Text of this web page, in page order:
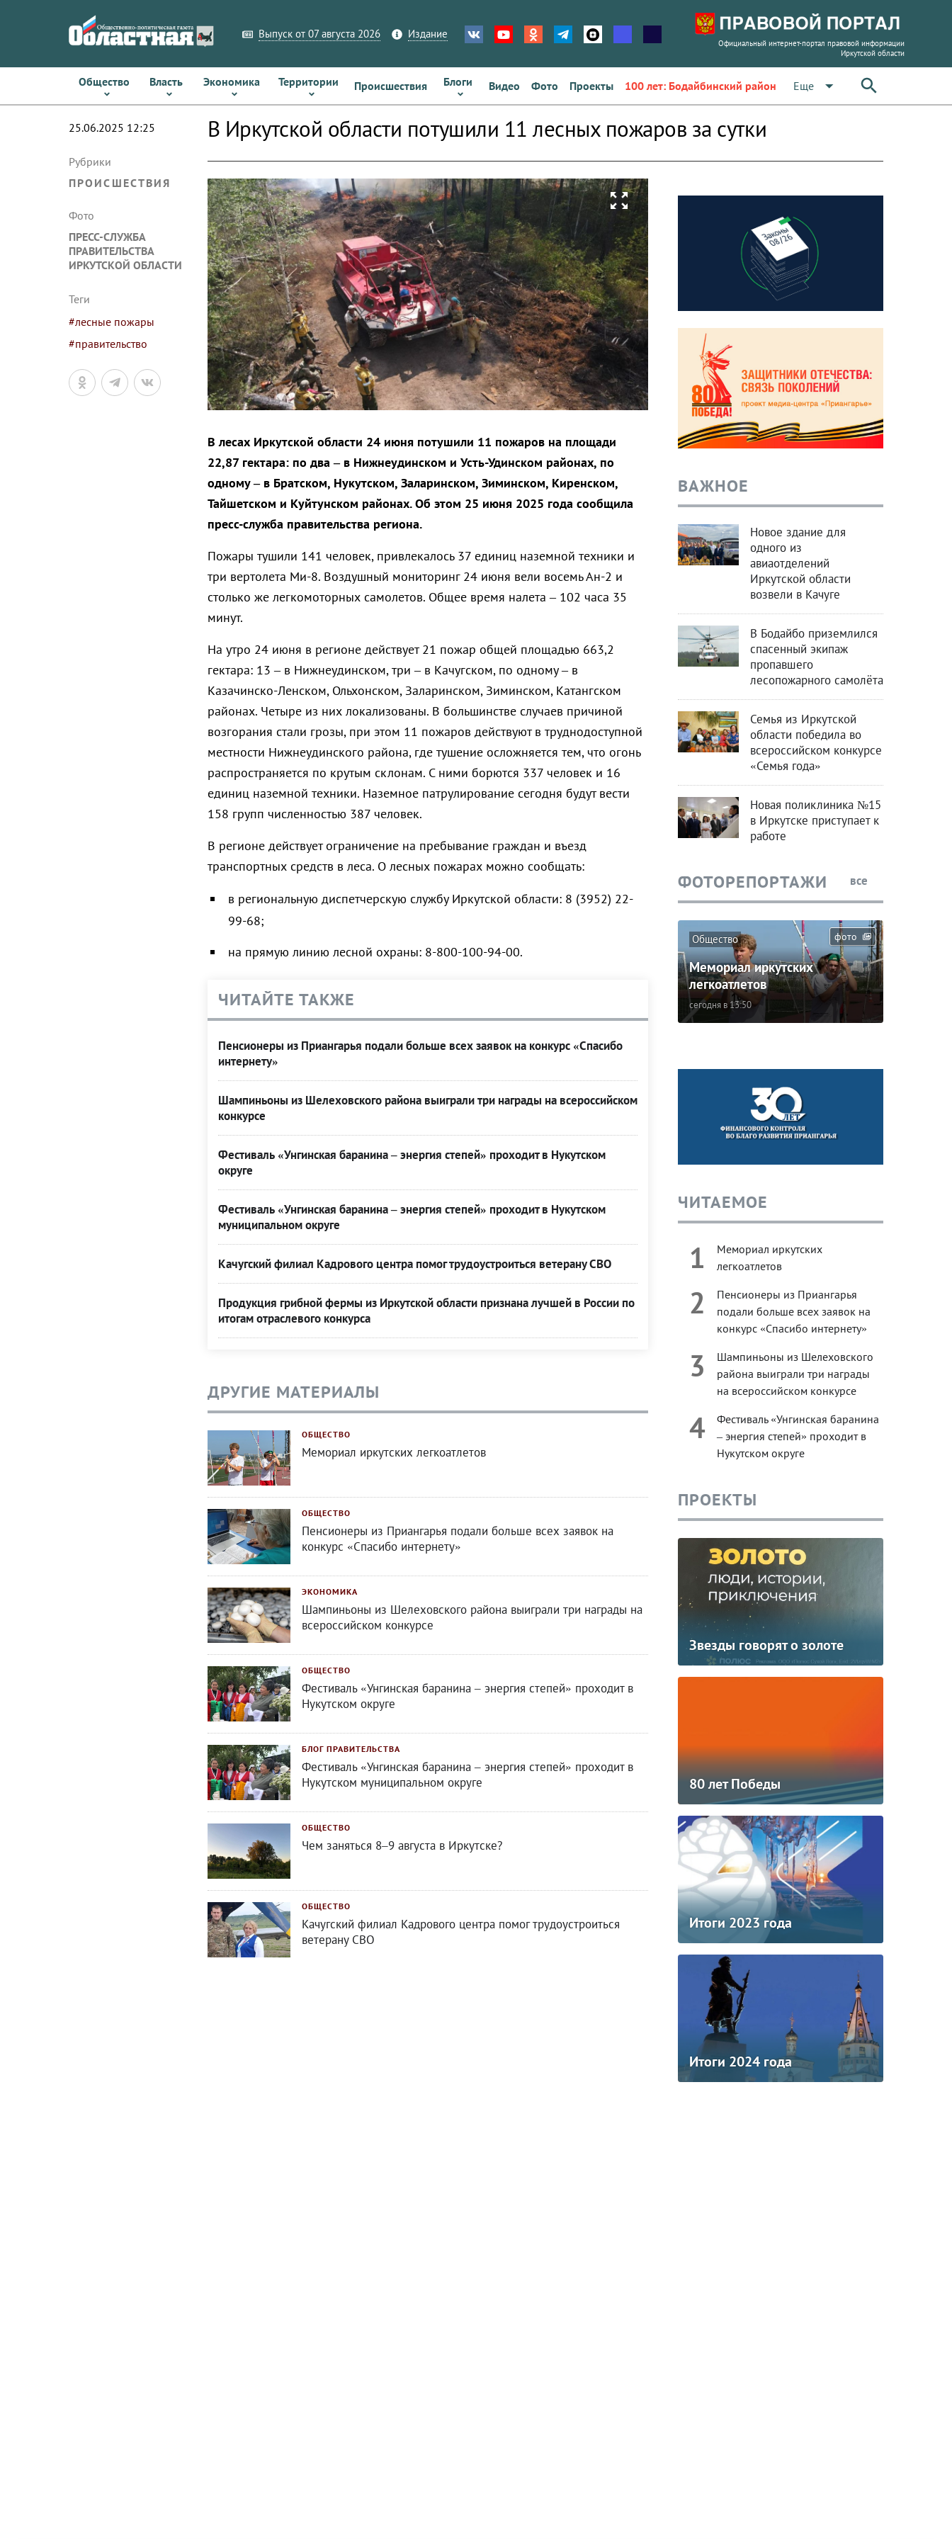
Выпуск от 07 августа 2026 Издание
Официальный интернет-портал правовой информации
Иркутской области
Общество Власть Экономика Территории Происшествия Блоги Видео Фото Проекты 100 лет: Бодайбинский район Еще arrow_drop_down
25.06.2025 12:25
Рубрики
ПРОИСШЕСТВИЯ
Фото
ПРЕСС-СЛУЖБА
ПРАВИТЕЛЬСТВА
ИРКУТСКОЙ ОБЛАСТИ
Теги
#лесные пожары
#правительство
В Иркутской области потушили 11 лесных пожаров за сутки
zoom_out_map
В лесах Иркутской области 24 июня потушили 11 пожаров на площади
22,87 гектара: по два – в Нижнеудинском и Усть-Удинском районах, по
одному – в Братском, Нукутском, Заларинском, Зиминском, Киренском,
Тайшетском и Куйтунском районах. Об этом 25 июня 2025 года сообщила
пресс-служба правительства региона.
Пожары тушили 141 человек, привлекалось 37 единиц наземной техники и
три вертолета Ми-8. Воздушный мониторинг 24 июня вели восемь Ан-2 и
столько же легкомоторных самолетов. Общее время налета – 102 часа 35
минут.
На утро 24 июня в регионе действует 21 пожар общей площадью 663,2
гектара: 13 – в Нижнеудинском, три – в Качугском, по одному – в
Казачинско-Ленском, Ольхонском, Заларинском, Зиминском, Катангском
районах. Четыре из них локализованы. В большинстве случаев причиной
возгорания стали грозы, при этом 11 пожаров действуют в труднодоступной
местности Нижнеудинского района, где тушение осложняется тем, что огонь
распространяется по крутым склонам. С ними борются 337 человек и 16
единиц наземной техники. Наземное патрулирование сегодня будут вести
158 групп численностью 387 человек.
В регионе действует ограничение на пребывание граждан и въезд
транспортных средств в леса. О лесных пожарах можно сообщать:
в региональную диспетчерскую службу Иркутской области: 8 (3952) 22-
99-68;
на прямую линию лесной охраны: 8-800-100-94-00.
ЧИТАЙТЕ ТАКЖЕ
Пенсионеры из Приангарья подали больше всех заявок на конкурс «Спасибо
интернету»
Шампиньоны из Шелеховского района выиграли три награды на всероссийском
конкурсе
Фестиваль «Унгинская баранина – энергия степей» проходит в Нукутском
округе
Фестиваль «Унгинская баранина – энергия степей» проходит в Нукутском
муниципальном округе
Качугский филиал Кадрового центра помог трудоустроиться ветерану СВО
Продукция грибной фермы из Иркутской области признана лучшей в России по
итогам отраслевого конкурса
ДРУГИЕ МАТЕРИАЛЫ
ОБЩЕСТВО
Мемориал иркутских легкоатлетов
ОБЩЕСТВО
Пенсионеры из Приангарья подали больше всех заявок на
конкурс «Спасибо интернету»
ЭКОНОМИКА
Шампиньоны из Шелеховского района выиграли три награды на
всероссийском конкурсе
ОБЩЕСТВО
Фестиваль «Унгинская баранина – энергия степей» проходит в
Нукутском округе
БЛОГ ПРАВИТЕЛЬСТВА
Фестиваль «Унгинская баранина – энергия степей» проходит в
Нукутском муниципальном округе
ОБЩЕСТВО
Чем заняться 8–9 августа в Иркутске?
ОБЩЕСТВО
Качугский филиал Кадрового центра помог трудоустроиться
ветерану СВО
ВАЖНОЕ
Новое здание для
одного из
авиаотделений
Иркутской области
возвели в Качуге
В Бодайбо приземлился
спасенный экипаж
пропавшего
лесопожарного самолёта
Семья из Иркутской
области победила во
всероссийском конкурсе
«Семья года»
Новая поликлиника №15
в Иркутске приступает к
работе
ФОТОРЕПОРТАЖИ все
фото
Общество
Мемориал иркутских
легкоатлетов
сегодня в 13:50
ЧИТАЕМОЕ
1
Мемориал иркутских
легкоатлетов
2
Пенсионеры из Приангарья
подали больше всех заявок на
конкурс «Спасибо интернету»
3
Шампиньоны из Шелеховского
района выиграли три награды
на всероссийском конкурсе
4
Фестиваль «Унгинская баранина
– энергия степей» проходит в
Нукутском округе
ПРОЕКТЫ
Звезды говорят о золоте
80 лет Победы
Итоги 2023 года
Итоги 2024 года